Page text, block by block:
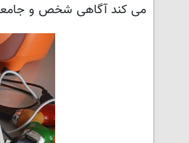
می کند آگاهی شخص و جامعه